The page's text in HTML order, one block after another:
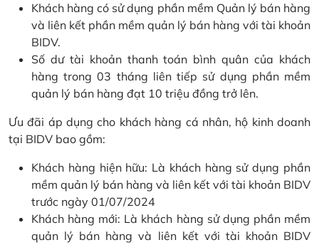
Khách hàng có sử dụng phần mềm Quản lý bán hàng
và liên kết phần mềm quản lý bán hàng với tài khoản
BIDV.
Số dư tài khoản thanh toán bình quân của khách
hàng trong 03 tháng liên tiếp sử dụng phần mềm
quản lý bán hàng đạt 10 triệu đồng trở lên.
Ưu đãi áp dụng cho khách hàng cá nhân, hộ kinh doanh
tại BIDV bao gồm:
Khách hàng hiện hữu: Là khách hàng sử dụng phần
mềm quản lý bán hàng và liên kết với tài khoản BIDV
trước ngày 01/07/2024
Khách hàng mới: Là khách hàng sử dụng phần mềm
quản lý bán hàng và liên kết với tài khoản BIDV